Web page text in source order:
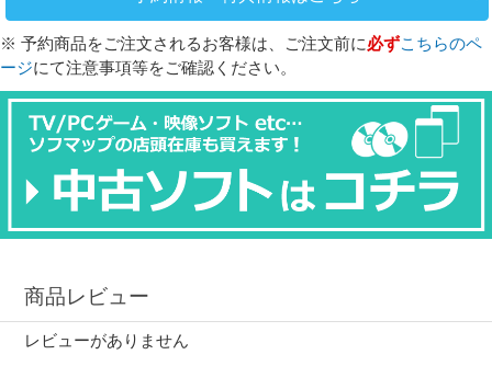
※ 予約商品をご注文されるお客様は、ご注文前に必ずこちらのペ
ージにて注意事項等をご確認ください。
商品レビュー
レビューがありません